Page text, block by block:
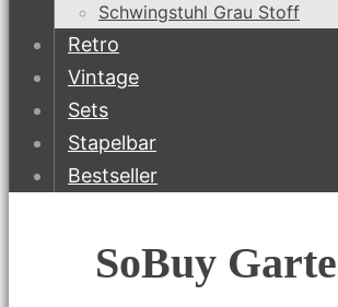
Schwingstuhl Grau Stoff
Retro
Vintage
Sets
Stapelbar
Bestseller
SoBuy